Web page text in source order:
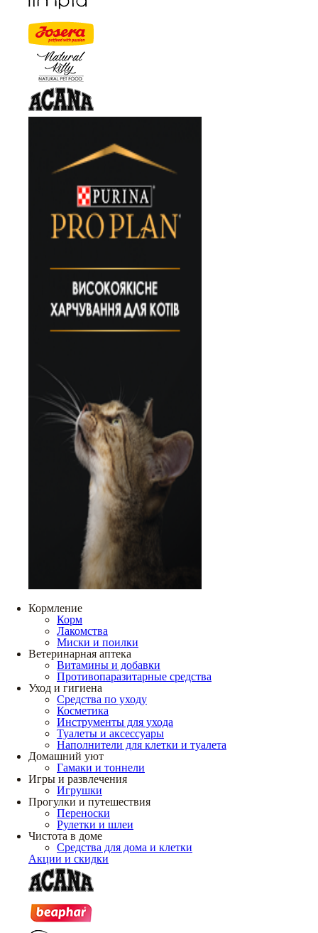
Кормление
Корм
Лакомства
Миски и поилки
Ветеринарная аптека
Витамины и добавки
Противопаразитарные средства
Уход и гигиена
Средства по уходу
Косметика
Инструменты для ухода
Туалеты и аксессуары
Наполнители для клетки и туалета
Домашний уют
Гамаки и тоннели
Игры и развлечения
Игрушки
Прогулки и путешествия
Переноски
Рулетки и шлеи
Чистота в доме
Средства для дома и клетки
Акции и скидки